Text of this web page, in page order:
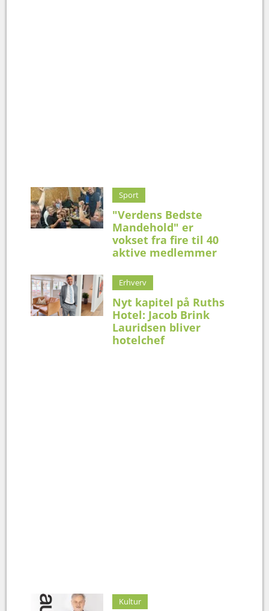
Sport
"Verdens Bedste
Mandehold" er
vokset fra fire til 40
aktive medlemmer
Erhverv
Nyt kapitel på Ruths
Hotel: Jacob Brink
Lauridsen bliver
hotelchef
Kultur